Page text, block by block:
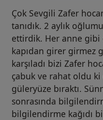
Çok Sevgili Zafer
tanıdık. 2 aylık
ettirdik. Her anne gibi
kapıdan girer girmez
karşıladı bizi Zafer
çabuk ve rahat oldu
güleryüze bıraktı.
sonrasında
bilgilendirme kağıdı